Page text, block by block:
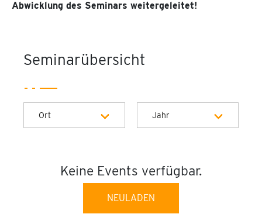
Abwicklung des Seminars weitergeleitet!
Seminarübersicht
Ort Jahr
Keine Events verfügbar.
NEULADEN